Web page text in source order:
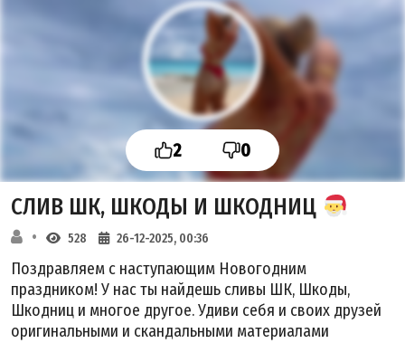
2 0
СЛИВ ШК, ШКОДЫ И ШКОДНИЦ
528 26-12-2025, 00:36
Поздравляем с наступающим Новогодним
праздником! У нас ты найдешь сливы ШК, Шкоды,
Шкодниц и многое другое. Удиви себя и своих друзей
оригинальными и скандальными материалами